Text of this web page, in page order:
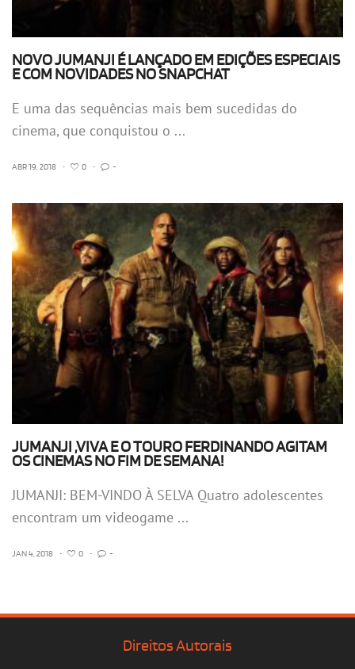
NOVO JUMANJI É LANÇADO EM EDIÇÕES ESPECIAIS
E COM NOVIDADES NO SNAPCHAT
E uma das sequências mais bem sucedidas do
cinema, que conquistou o ...
ABR 19, 2018 • 0 • -
JUMANJI ,VIVA E O TOURO FERDINANDO AGITAM
OS CINEMAS NO FIM DE SEMANA!
JUMANJI: BEM-VINDO À SELVA Quatro adolescentes
encontram um videogame ...
JAN 4, 2018 • 0 • -
Direitos Autorais